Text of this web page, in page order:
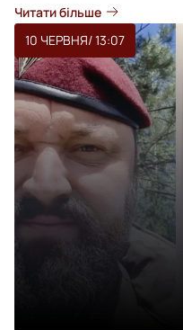
Читати більше
10 ЧЕРВНЯ/ 13:07